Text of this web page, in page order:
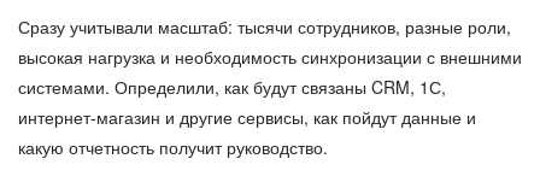
Сразу учитывали масштаб: тысячи сотрудников, разные роли,
высокая нагрузка и необходимость синхронизации с внешними
системами. Определили, как будут связаны CRM, 1С,
интернет-магазин и другие сервисы, как пойдут данные и
какую отчетность получит руководство.